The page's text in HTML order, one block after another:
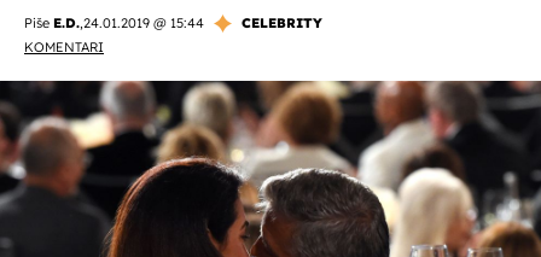
Piše E.D.,24.01.2019 @ 15:44
CELEBRITY
KOMENTARI
OMOGUĆI OBAVIJESTI